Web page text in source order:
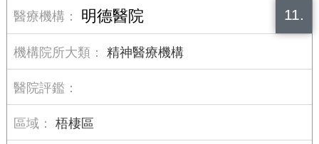
11.
明德醫院
精神醫療機構
梧棲區